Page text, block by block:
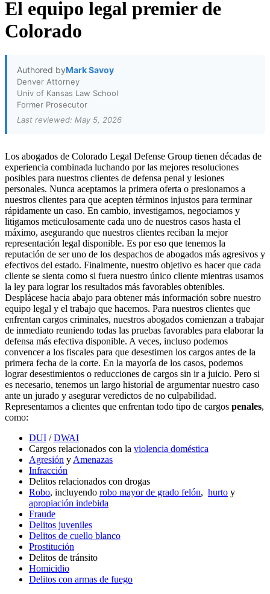
El equipo legal premier de
Colorado
Authored byMark Savoy
Denver Attorney
Univ of Kansas Law School
Former Prosecutor
Last reviewed: May 5, 2026
Los abogados de Colorado Legal Defense Group tienen décadas de
experiencia combinada luchando por las mejores resoluciones
posibles para nuestros clientes de defensa penal y lesiones
personales. Nunca aceptamos la primera oferta o presionamos a
nuestros clientes para que acepten términos injustos para terminar
rápidamente un caso. En cambio, investigamos, negociamos y
litigamos meticulosamente cada uno de nuestros casos hasta el
máximo, asegurando que nuestros clientes reciban la mejor
representación legal disponible. Es por eso que tenemos la
reputación de ser uno de los despachos de abogados más agresivos y
efectivos del estado. Finalmente, nuestro objetivo es hacer que cada
cliente se sienta como si fuera nuestro único cliente mientras usamos
la ley para lograr los resultados más favorables obtenibles.
Desplácese hacia abajo para obtener más información sobre nuestro
equipo legal y el trabajo que hacemos. Para nuestros clientes que
enfrentan cargos criminales, nuestros abogados comienzan a trabajar
de inmediato reuniendo todas las pruebas favorables para elaborar la
defensa más efectiva disponible. A veces, incluso podemos
convencer a los fiscales para que desestimen los cargos antes de la
primera fecha de la corte. En la mayoría de los casos, podemos
lograr desestimientos o reducciones de cargos sin ir a juicio. Pero si
es necesario, tenemos un largo historial de argumentar nuestro caso
ante un jurado y asegurar veredictos de no culpabilidad.
Representamos a clientes que enfrentan todo tipo de cargos penales,
como:
DUI /DWAI
Cargos relacionados con la violencia doméstica
Agresión yAmenazas
Infracción
Delitos relacionados con drogas
Robo, incluyendo robo mayor de grado felón, hurto y
apropiación indebida
Fraude
Delitos juveniles
Delitos de cuello blanco
Prostitución
Delitos de tránsito
Homicidio
Delitos con armas de fuego